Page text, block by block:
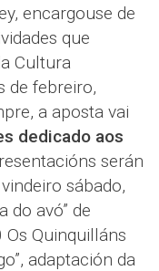
encargouse de
que
Cultura
de febreiro,
a aposta vai
dedicado aos
serán
sábado,
do avó” de
Os Quinquilláns
adaptación da